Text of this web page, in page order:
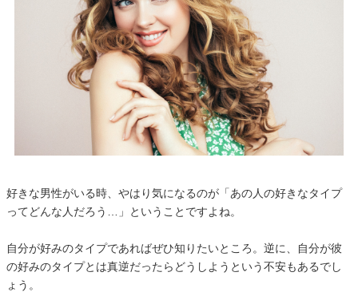
好きな男性がいる時、やはり気になるのが「あの人の好きなタイプ
ってどんな人だろう…」ということですよね。
自分が好みのタイプであればぜひ知りたいところ。逆に、自分が彼
の好みのタイプとは真逆だったらどうしようという不安もあるでし
ょう。